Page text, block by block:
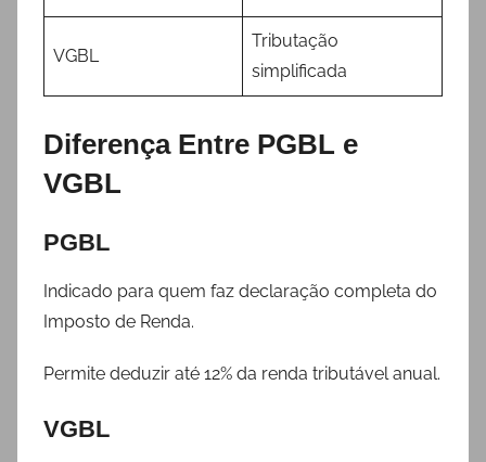
VGBL
Tributação
simplificada
Diferença Entre PGBL e
VGBL
PGBL
Indicado para quem faz declaração completa do
Imposto de Renda.
Permite deduzir até 12% da renda tributável anual.
VGBL